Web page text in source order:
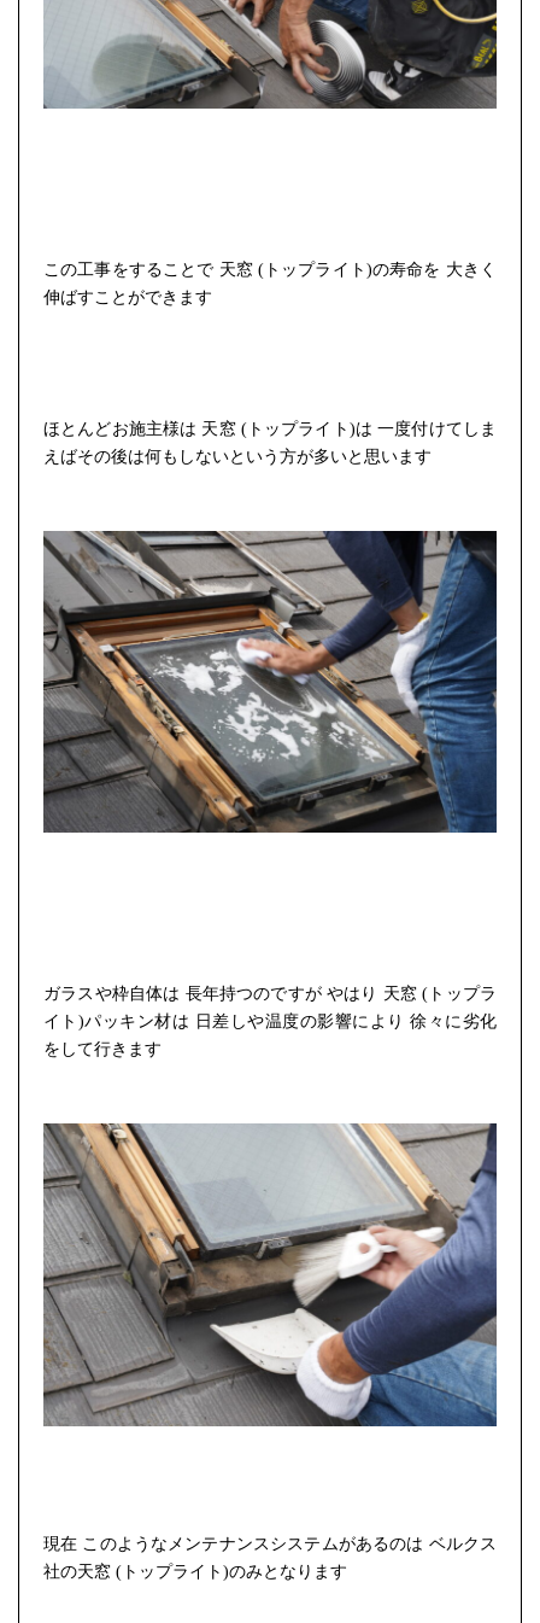
この工事をすることで 天窓 (トップライト)の寿命を 大きく
伸ばすことができます
ほとんどお施主様は 天窓 (トップライト)は 一度付けてしま
えばその後は何もしないという方が多いと思います
ガラスや枠自体は 長年持つのですが やはり 天窓 (トップラ
イト)パッキン材は 日差しや温度の影響により 徐々に劣化
をして行きます
現在 このようなメンテナンスシステムがあるのは ベルクス
社の天窓 (トップライト)のみとなります